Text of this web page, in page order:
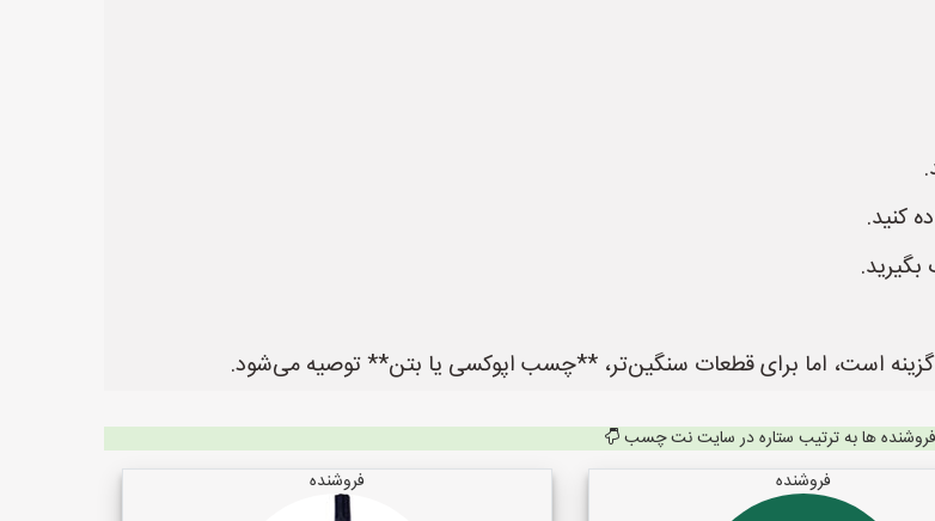
کنید.
است، اما برای قطعات سنگین‌تر، **چسب اپوکسی یا بتن** توصیه می‌شود.
ها به ترتیب ستاره در سایت نت چسب
فروشنده فروشنده